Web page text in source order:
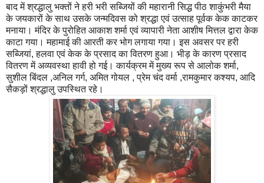
बाद में श्रद्धालु भक्तों ने हरी भरी सब्जियों की महारानी सिद्ध पीठ शाकुंभरी मैया
के जयकारों के साथ उसके जन्मदिवस को श्रद्धा एवं उत्साह पूर्वक केक काटकर
मनाया। मंदिर के पुरोहित आकाश शर्मा एवं व्यापारी नेता आशीष मित्तल द्वारा केक
काटा गया। महामाई की आरती कर भोग लगाया गया। इस अवसर पर हरी
सब्जियां, हलवा एवं केक के प्रसाद का वितरण हुआ। भीड़ के कारण प्रसाद
वितरण में अव्यवस्था हावी हो गई। कार्यक्रम में मुख्य रूप से आलोक शर्मा,
सुशील बिंदल ,अनिल गर्ग, अमित गोयल , प्रेम चंद वर्मा ,रामकुमार कश्यप, आदि
सैकड़ों श्रद्धालु उपस्थित रहे।